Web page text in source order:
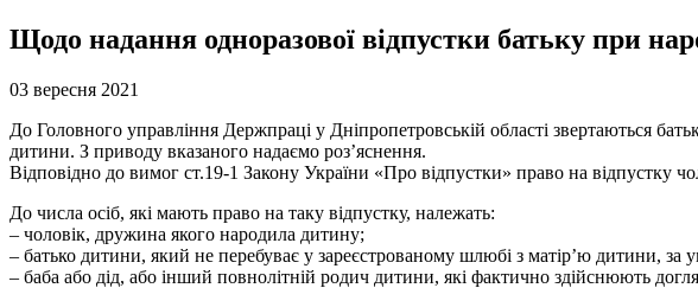
Щодо надання одноразової відпустки батьку при
03 вересня 2021
До Головного управління Держпраці у Дніпропетровській області звертаються
дитини. З приводу вказаного надаємо роз’яснення.
Відповідно до вимог ст.19-1 Закону України «Про відпустки» право на відпустку
До числа осіб, які мають право на таку відпустку, належать:
– чоловік, дружина якого народила дитину;
– батько дитини, який не перебуває у зареєстрованому шлюбі з матір’ю дитини,
– баба або дід, або інший повнолітній родич дитини, які фактично здійснюють